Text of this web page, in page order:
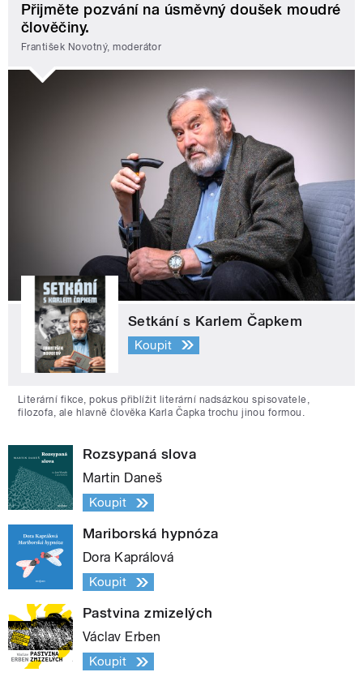
Přijměte pozvání na úsměvný doušek moudré
člověčiny.
František Novotný, moderátor
Setkání s Karlem Čapkem
Koupit
Literární fikce, pokus přiblížit literární nadsázkou spisovatele,
filozofa, ale hlavně člověka Karla Čapka trochu jinou formou.
Rozsypaná slova
Martin Daneš
Koupit
Mariborská hypnóza
Dora Kaprálová
Koupit
Pastvina zmizelých
Václav Erben
Koupit